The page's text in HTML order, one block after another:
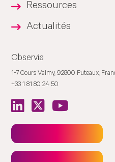
Ressources
Actualités
Observia
1-7 Cours Valmy, 92800 Puteaux,
+33 1 81 80 24 50